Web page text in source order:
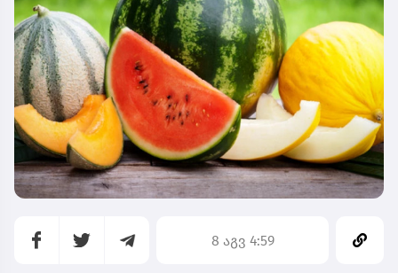
8 აგვ 4:59